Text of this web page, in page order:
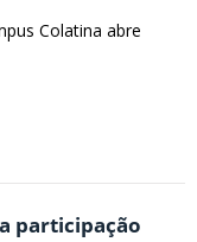
Colatina abre
participação